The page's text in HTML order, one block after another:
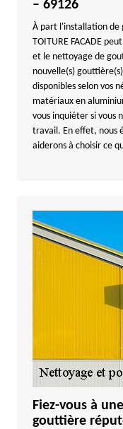
– 69126
À part l'installation de
TOITURE FACADE
et le nettoyage de
nouvelle(s)
disponibles selon vos
matériaux en
vous inquiéter si vous
travail. En effet, nous
aiderons à choisir ce
Fiez-vous à
gouttière